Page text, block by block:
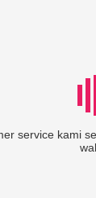
service kami